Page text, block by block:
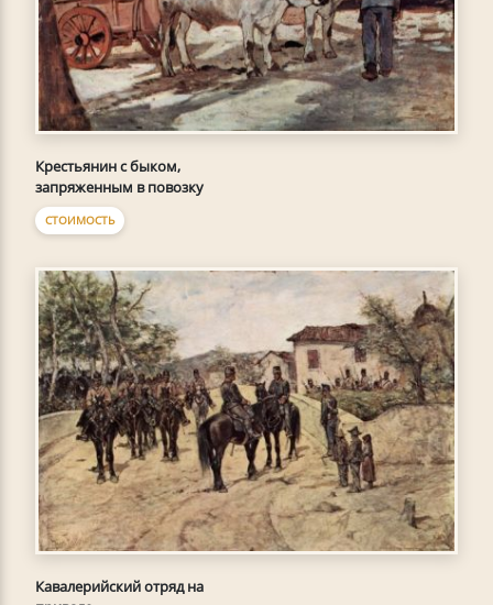
Крестьянин с быком,
запряженным в повозку
СТОИМОСТЬ
Кавалерийский отряд на